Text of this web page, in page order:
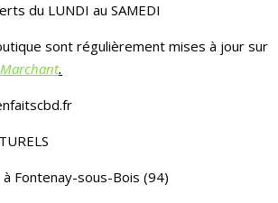
du LUNDI au SAMEDI
sont régulièrement mises à jour sur
.
Fontenay-sous-Bois (94)